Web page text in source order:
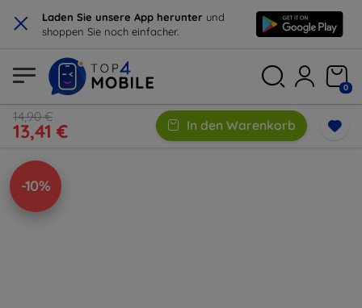
× Laden Sie unsere App herunter und
shoppen Sie noch einfacher.
0
14,90 €
13,41 € In den Warenkorb
-10%